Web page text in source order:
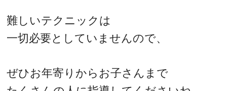
難しいテクニックは
一切必要としていませんので、
ぜひお年寄りからお子さんまで